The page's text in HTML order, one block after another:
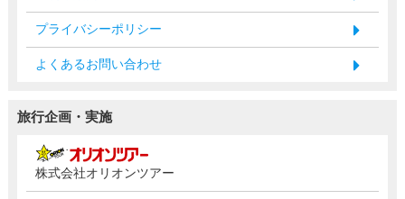
プライバシーポリシー
よくあるお問い合わせ
旅行企画・実施
株式会社オリオンツアー